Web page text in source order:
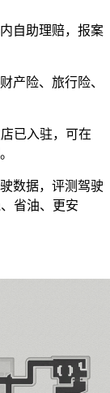
自助理赔，报案
产险、旅行险、
已入驻，可在
数据，评测驾驶
省油、更安